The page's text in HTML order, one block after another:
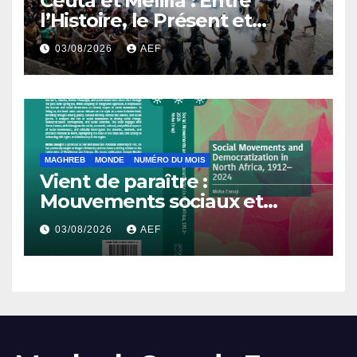
l’Histoire, le Présent et
l’Avenir
03/08/2026 AEF
MAGHREB MONDE NUMÉRO DU MOIS
Vient de paraître :
Mouvements sociaux et
démocratisation en Afrique
du Nord, 1912-2024
03/08/2026 AEF